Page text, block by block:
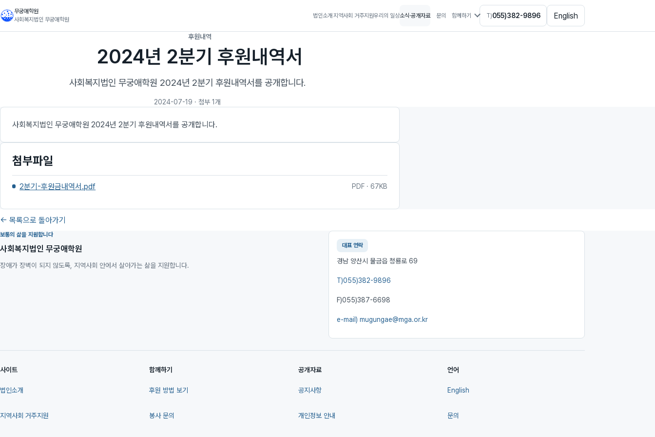
무궁애학원
사회복지법인 무궁애학원
법인소개지역사회 거주지원우리의 일상소식·공개자료 문의 함께하기 T)055)382-9896 English
후원내역
2024년 2분기 후원내역서
사회복지법인 무궁애학원 2024년 2분기 후원내역서를 공개합니다.
2024-07-19 · 첨부 1개
사회복지법인 무궁애학원 2024년 2분기 후원내역서를 공개합니다.
첨부파일
2분기-후원금내역서.pdf PDF · 67KB
← 목록으로 돌아가기
보통의 삶을 지원합니다
사회복지법인 무궁애학원
장애가 장벽이 되지 않도록, 지역사회 안에서 살아가는 삶을 지원합니다.
대표 연락
경남 양산시 물금읍 청룡로 69
T)055)382-9896
F)055)387-6698
e-mail)mugungae@mga.or.kr
사이트
법인소개
지역사회 거주지원
함께하기
후원 방법 보기
봉사 문의
공개자료
공지사항
개인정보 안내
언어
English
문의